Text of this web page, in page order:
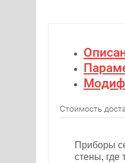
Стоимость
Приборы
стены, где